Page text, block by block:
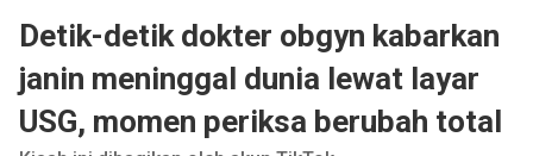
OLAHRAGA POPULAR
SERIUS STORIES
Detik-detik dokter obgyn kabarkan
janin meninggal dunia lewat layar
USG, momen periksa berubah total